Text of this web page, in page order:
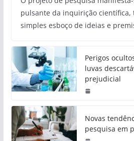
pulsante da inquirição científica,
simples esboço de ideias e
Perigos
luvas
prejudicial
Novas
pesquisa em